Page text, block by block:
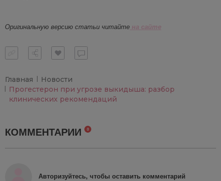
Оригинальную версию статьи читайте на сайте
Главная
Новости
Прогестерон при угрозе выкидыша: разбор
клинических рекомендаций
КОММЕНТАРИИ 0
Авторизуйтесь, чтобы оставить комментарий